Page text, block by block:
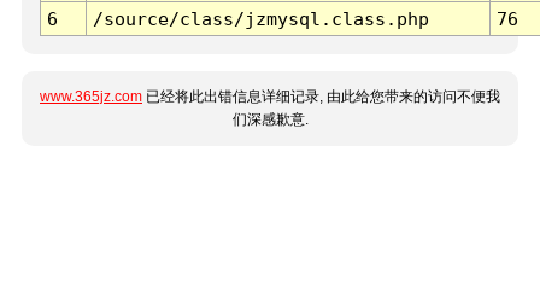
6 /source/class/jzmysql.class.php 76
www.365jz.com 已经将此出错信息详细记录, 由此给您带来的访问不便我
们深感歉意.